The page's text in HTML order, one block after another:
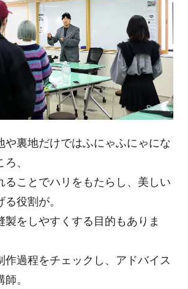
や裏地だけではふにゃふにゃにな
、
ることでハリをもたらし、美しい
役割が。
製をしやすくする目的もありま
作過程をチェックし、アドバイス
。